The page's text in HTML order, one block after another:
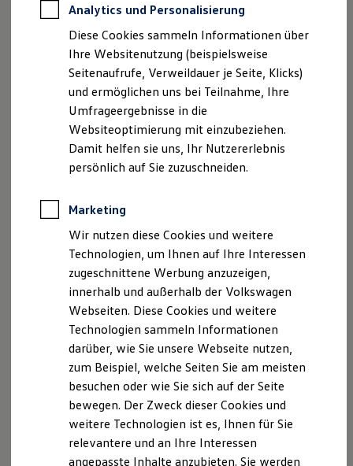
Professional Class bei Volkswagen
Behörden
Direktkunden
Sonderfahrzeuge
Anpfiff zum Gewinn
Elektromobilität
Elektroautos
ID. Tutorials
Elektrofahrzeugkonzepte
ID. EVERY1
Reichweite
Rekuperation
Laden unterwegs
Laden Zuhause
Ladestationen finden
Ladezeitensimulator
Batterie
Sicherheit
Nachhaltigkeit
Technologie
Kosten und Kauf
Verbrauchskosten
Kaufoptionen
E-Auto-Förderung
Software und Konnektivität
Die ID. Software 6
ID. Software Versionen und Updates
Digitale Extras
Nutzungsbedingungen
Datenschutzerklärungen
Cookie-Richtlinie
Lizenzhinweise Dritter
Angaben zum Digital Services Act (DSA)
EU Data Act
Produktsicherheitsinformationen
Vertrag Widerrufen
Disclaimer von Volkswagen AG
Die in dieser Darstellung gezeigten Fahrzeuge und
Ausstattungen können in einzelnen Details vom aktuellen
deutschen Lieferprogramm abweichen. Abgebildet sind
teilweise Sonderausstattungen der Fahrzeuge gegen
Bitte beachten Sie auch unseren Konfigurator für eine
Übersicht der aktuell verfügbaren Modelle und Ausstattungen.
Die angegebenen Verbrauchs- und Emissionswerte beziehen
sich nicht auf ein einzelnes Fahrzeug und sind nicht Bestandteil
des Angebots, sondern dienen allein Vergleichszwecken
zwischen den verschiedenen Fahrzeugtypen.
Zusatzausstattungen undZubehör (Anbauteile, Reifenformat
usw.) können relevante Fahrzeugparameter, wie
Rollwiderstand und Aerodynamik verändern und neben
Analytics und Personalisierung
Diese Cookies sammeln Informationen über
Ihre Websitenutzung (beispielsweise
Seitenaufrufe, Verweildauer je Seite, Klicks)
und ermöglichen uns bei Teilnahme, Ihre
Umfrageergebnisse in die
Websiteoptimierung mit einzubeziehen.
Damit helfen sie uns, Ihr Nutzererlebnis
persönlich auf Sie zuzuschneiden.
Marketing
Wir nutzen diese Cookies und weitere
Technologien, um Ihnen auf Ihre Interessen
zugeschnittene Werbung anzuzeigen,
innerhalb und außerhalb der Volkswagen
Webseiten. Diese Cookies und weitere
Technologien sammeln Informationen
darüber, wie Sie unsere Webseite nutzen,
zum Beispiel, welche Seiten Sie am meisten
besuchen oder wie Sie sich auf der Seite
bewegen. Der Zweck dieser Cookies und
weitere Technologien ist es, Ihnen für Sie
relevantere und an Ihre Interessen
angepasste Inhalte anzubieten. Sie werden